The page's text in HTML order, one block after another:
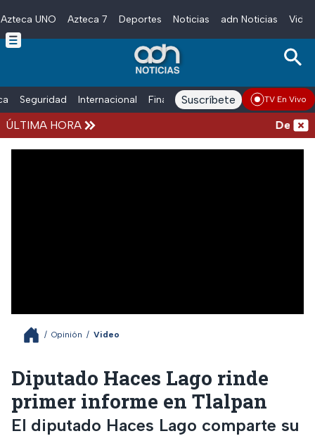
Skip to main content
Azteca UNO Azteca 7 Deportes Noticias adn Noticias
Seguridad Internacional Finanzas adn Noticias Radio
Suscríbete TV En Vivo
ÚLTIMA HORA
/ Opinión / Video
Diputado Haces Lago rinde
primer informe en Tlalpan
El diputado Haces Lago comparte su